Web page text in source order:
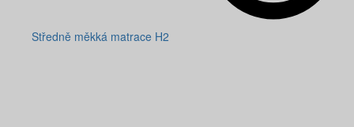
Středně měkká matrace H2